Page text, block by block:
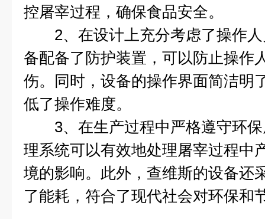
控屠宰过程，确保食品安全。
2、在设计上充分考虑了操作人
备配备了防护装置，可以防止操作
伤。同时，设备的操作界面简洁明
低了操作难度。
3、在生产过程中严格遵守环保
理系统可以有效地处理屠宰过程中
境的影响。此外，查维斯的设备还
了能耗，符合了现代社会对环保和